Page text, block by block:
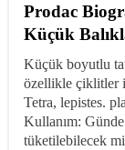
Prodac
Küçük
Küçük boyutlu
özellikle çiklitler
Tetra, lepistes.
Kullanım:
tüketilebilecek